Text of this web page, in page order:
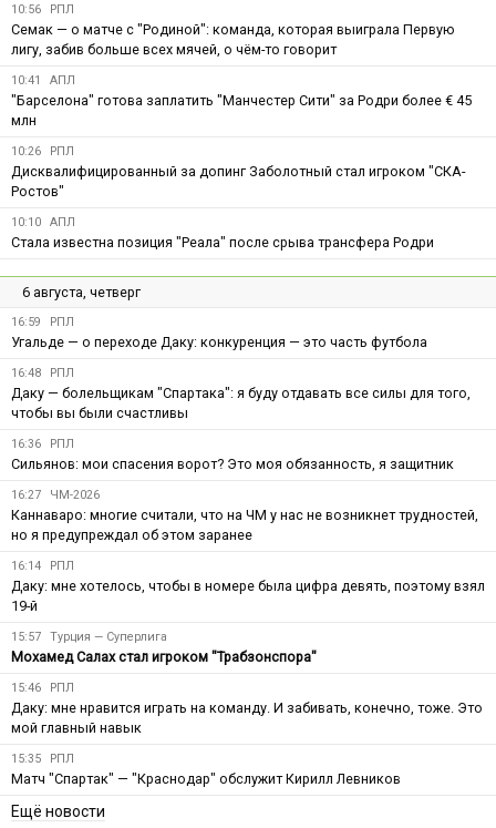
10:56 РПЛ
Семак — о матче с "Родиной": команда, которая выиграла Первую
лигу, забив больше всех мячей, о чём-то говорит
10:41 АПЛ
"Барселона" готова заплатить "Манчестер Сити" за Родри более € 45
млн
10:26 РПЛ
Дисквалифицированный за допинг Заболотный стал игроком "СКА-
Ростов"
10:10 АПЛ
Стала известна позиция "Реала" после срыва трансфера Родри
6 августа, четверг
16:59 РПЛ
Угальде — о переходе Даку: конкуренция — это часть футбола
16:48 РПЛ
Даку — болельщикам "Спартака": я буду отдавать все силы для того,
чтобы вы были счастливы
16:36 РПЛ
Сильянов: мои спасения ворот? Это моя обязанность, я защитник
16:27 ЧМ-2026
Каннаваро: многие считали, что на ЧМ у нас не возникнет трудностей,
но я предупреждал об этом заранее
16:14 РПЛ
Даку: мне хотелось, чтобы в номере была цифра девять, поэтому взял
19-й
15:57 Турция — Суперлига
Мохамед Салах стал игроком "Трабзонспора"
15:46 РПЛ
Даку: мне нравится играть на команду. И забивать, конечно, тоже. Это
мой главный навык
15:35 РПЛ
Матч "Спартак" — "Краснодар" обслужит Кирилл Левников
Ещё новости